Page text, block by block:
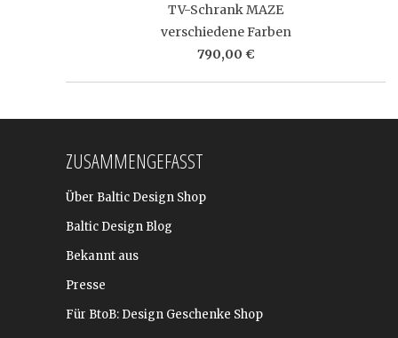
TV-Schrank MAZE
verschiedene Farben
790,00 €
ZUSAMMENGEFASST
Über Baltic Design Shop
Baltic Design Blog
Bekannt aus
Presse
Für BtoB: Design Geschenke Shop